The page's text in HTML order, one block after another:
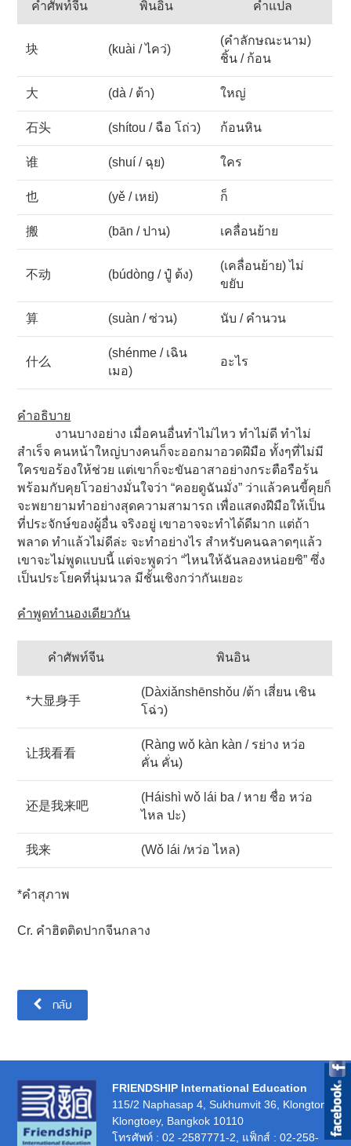
คำศัพท์จีน
พินอิน คำแปล
块 (kuài / ไคว่)
(คำลักษณะนาม)
ชิ้น / ก้อน
大 (dà / ต้า) ใหญ่
石头 (shítou / ฉือ โถ่ว) ก้อนหิน
谁 (shuí / ฉุย) ใคร
也 (yě / เหย่) ก็
搬 (bān / ปาน) เคลื่อนย้าย
不动 (búdòng / ปู๋ ต้ง)
(เคลื่อนย้าย) ไม่
ขยับ
算 (suàn / ซ่วน) นับ / คำนวน
什么
(shénme / เฉิน
เมอ)
อะไร
คำอธิบาย
งานบางอย่าง เมื่อคนอื่นทำไม่ไหว ทำไม่ดี ทำไม่
สำเร็จ คนหน้าใหญ่บางคนก็จะออกมาอวดฝีมือ ทั้งๆที่ไม่มี
ใครขอร้องให้ช่วย แต่เขาก็จะขันอาสาอย่างกระตือรือร้น
พร้อมกับคุยโวอย่างมั่นใจว่า “คอยดูฉันมั่ง” ว่าแล้วคนขี้คุยก็
จะพยายามทำอย่างสุดความสามารถ เพื่อแสดงฝีมือให้เป็น
ที่ประจักษ์ของผู้อื่น จริงอยู่ เขาอาจจะทำได้ดีมาก แต่ถ้า
พลาด ทำแล้วไม่ดีล่ะ จะทำอย่างไร สำหรับคนฉลาดๆแล้ว
เขาจะไม่พูดแบบนี้ แต่จะพูดว่า “ไหนให้ฉันลองหน่อยซิ” ซึ่ง
เป็นประโยคที่นุ่มนวล มีชั้นเชิงกว่ากันเยอะ
คำพูดทำนองเดียวกัน
คำศัพท์จีน พินอิน
*大显身手
(Dàxiǎnshēnshǒu /ต้า เสี่ยน เชิน
โฉ่ว)
让我看看
(Ràng wǒ kàn kàn / รย่าง หว่อ
คั่น คั่น)
还是我来吧
(Háishì wǒ lái ba / หาย ชื่อ หว่อ
ไหล ปะ)
我来 (Wǒ lái /หว่อ ไหล)
*คำสุภาพ
Cr. คำฮิตติดปากจีนกลาง
กลับ
FRIENDSHIP International Education
115/2 Naphasap 4, Sukhumvit 36, Klongton,
Klongtoey, Bangkok 10110
โทรศัพท์ : 02 -2587771-2, แฟ็กส์ : 02-258-